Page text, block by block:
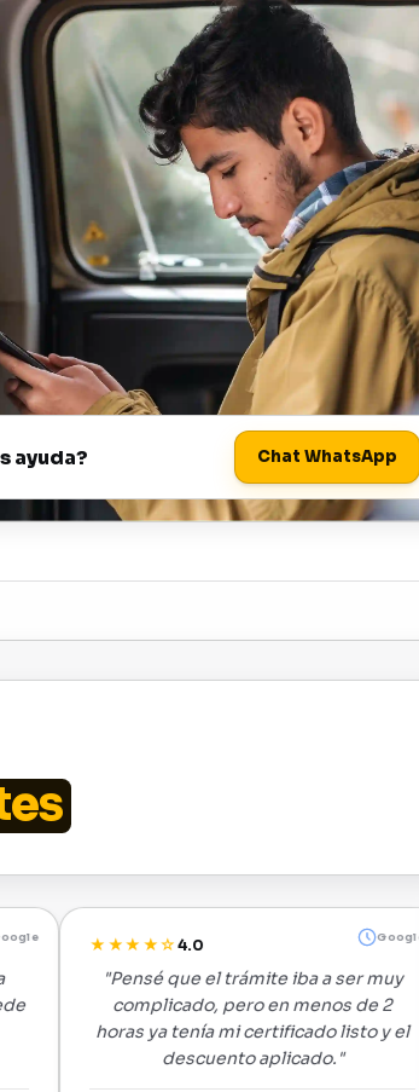
ayuda? Chat WhatsApp
★★★★☆4.0
"Pensé que el trámite iba a ser muy
complicado, pero en menos de 2
horas ya tenía mi certificado listo y el
descuento aplicado."